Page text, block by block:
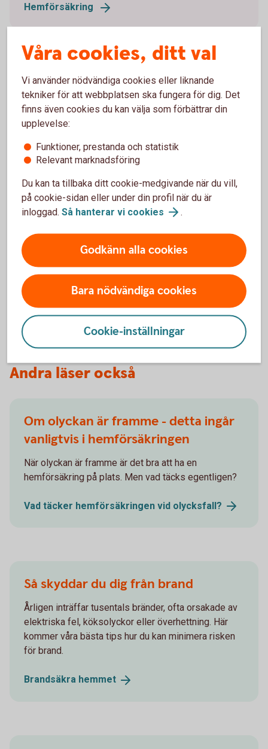
Hemförsäkring
Jämför försäkringar
Är det svårt att veta vilken försäkring du ska välja?
Konsumenternas.se
Hur kan en villahemförsäkring
hjälpa?
Hemförsäkring täcker vanligtvis vattenskador som
orsakats av plötsliga och oförutsedda händelser, som
rörbrott eller översvämningar från naturkatastrofer. Det är
viktigt att noggrant granska försäkringspolicyn för att förstå
exakt vad som täcks.
Andra läser också
Om olyckan är framme - detta ingår
vanligtvis i hemförsäkringen
När olyckan är framme är det bra att ha en
hemförsäkring på plats. Men vad täcks egentligen?
Vad täcker hemförsäkringen vid olycksfall?
Så skyddar du dig från brand
Årligen inträffar tusentals bränder, ofta orsakade av
elektriska fel, köksolyckor eller överhettning. Här
kommer våra bästa tips hur du kan minimera risken
för brand.
Brandsäkra hemmet
Våra cookies, ditt val
Vi använder nödvändiga cookies eller liknande
tekniker för att webbplatsen ska fungera för dig. Det
finns även cookies du kan välja som förbättrar din
upplevelse:
Funktioner, prestanda och statistik
Relevant marknadsföring
Du kan ta tillbaka ditt cookie-medgivande när du vill,
på cookie-sidan eller under din profil när du är
inloggad. Så hanterar vi cookies .
Godkänn alla cookies
Bara nödvändiga cookies
Cookie-inställningar